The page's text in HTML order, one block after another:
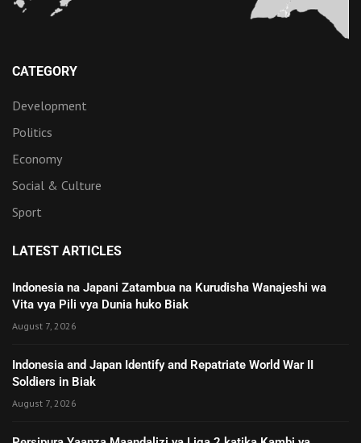
CATEGORY
Development
Politics
Economy
Social & Culture
Sport
LATEST ARTICLES
Indonesia na Japani Zatambua na Kurudisha Wanajeshi wa
Vita vya Pili vya Dunia huko Biak
August 7, 2026
Indonesia and Japan Identify and Repatriate World War II
Soldiers in Biak
August 7, 2026